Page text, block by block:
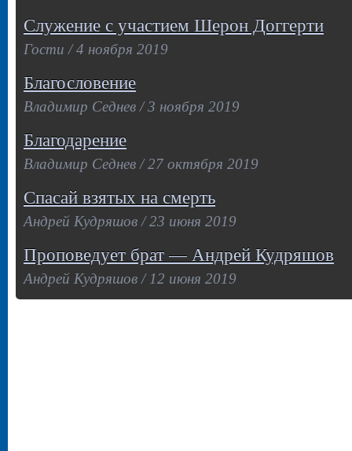
Служение с участием Шерон Доггерти
Гости / 4 ноября 2019
Благословение
Владимир Седнев / 3 ноября 2019
Благодарение
Владимир Седнев / 27 октября 2019
Спасай взятых на смерть
Андрей Кудряшов / 23 июня 2019
Проповедует брат — Андрей Кудряшов
Андрей Кудряшов / 12 июня 2019